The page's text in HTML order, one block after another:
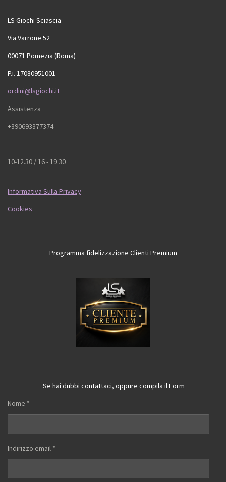
LS Giochi Sciascia
Via Varrone 52
00071 Pomezia (Roma)
P.i. 17080951001
ordini@lsgiochi.it
Assistenza
+390693377374
10-12.30 / 16 - 19.30
Informativa Sulla Privacy
Cookies
Programma fidelizzazione Clienti Premium
Se hai dubbi contattaci, oppure compila il Form
Nome *
Indirizzo email *